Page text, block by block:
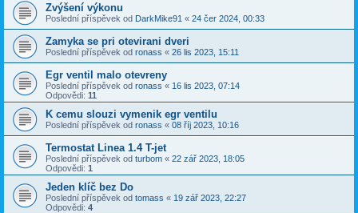
Zvýšení výkonu
Poslední příspěvek od DarkMike91 « 24 čer 2024, 00:33
Zamyka se pri otevirani dveri
Poslední příspěvek od ronass « 26 lis 2023, 15:11
Egr ventil malo otevreny
Poslední příspěvek od ronass « 16 lis 2023, 07:14
Odpovědi: 11
K cemu slouzi vymenik egr ventilu
Poslední příspěvek od ronass « 08 říj 2023, 10:16
Termostat Linea 1.4 T-jet
Poslední příspěvek od turbom « 22 zář 2023, 18:05
Odpovědi: 1
Jeden klíč bez Do
Poslední příspěvek od tomass « 19 zář 2023, 22:27
Odpovědi: 4